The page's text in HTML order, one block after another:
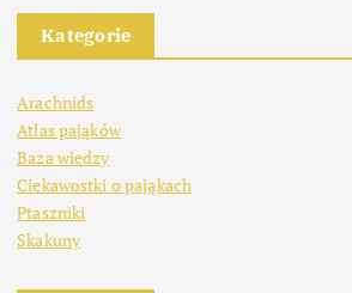
Kategorie
Arachnids
Atlas pająków
Baza wiedzy
Ciekawostki o pająkach
Ptaszniki
Skakuny